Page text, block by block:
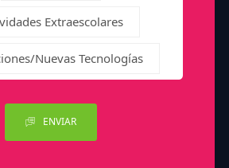
Extraescolares
Nuevas Tecnologías
ENVIAR